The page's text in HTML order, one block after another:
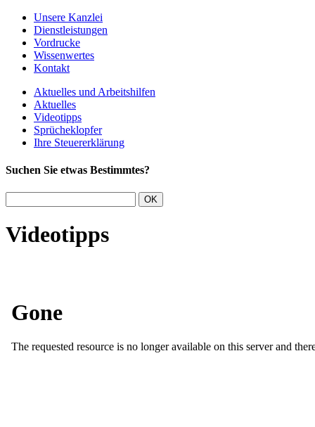
Unsere Kanzlei
Dienstleistungen
Vordrucke
Wissenwertes
Kontakt
Aktuelles und Arbeitshilfen
Aktuelles
Videotipps
Sprücheklopfer
Ihre Steuererklärung
Suchen Sie etwas Bestimmtes?
Videotipps